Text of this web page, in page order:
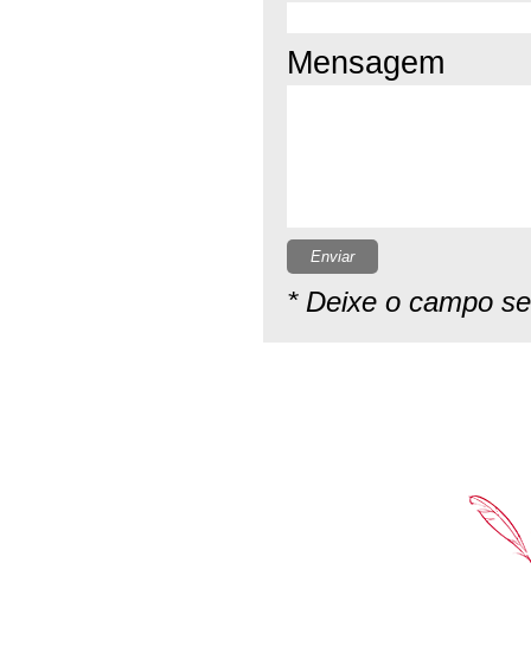
Mensagem
Enviar
* Deixe o campo